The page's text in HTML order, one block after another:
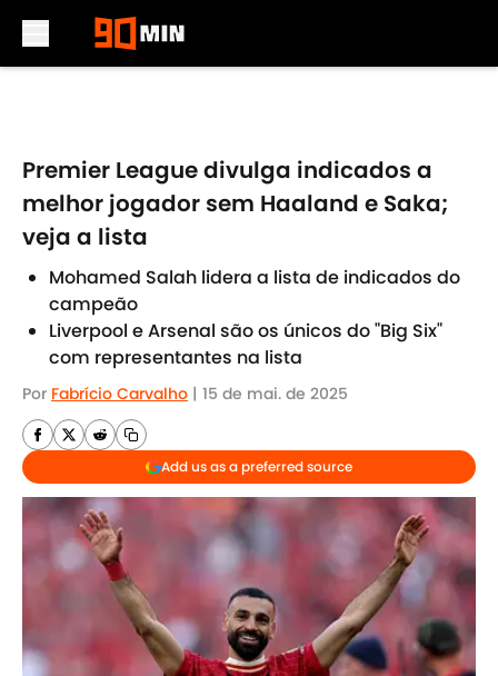
Premier League divulga indicados a
melhor jogador sem Haaland e Saka;
veja a lista
Mohamed Salah lidera a lista de indicados do
campeão
Liverpool e Arsenal são os únicos do "Big Six"
com representantes na lista
Por Fabrício Carvalho | 15 de mai. de 2025
Add us as a preferred source